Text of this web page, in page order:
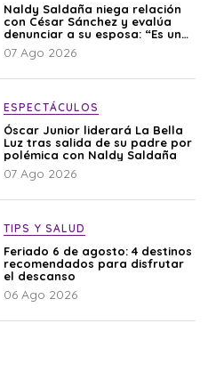
Naldy Saldaña niega relación
con César Sánchez y evalúa
denunciar a su esposa: “Es una
difamación”
07 Ago 2026
ESPECTÁCULOS
Óscar Junior liderará La Bella
Luz tras salida de su padre por
polémica con Naldy Saldaña
07 Ago 2026
TIPS Y SALUD
Feriado 6 de agosto: 4 destinos
recomendados para disfrutar
el descanso
06 Ago 2026